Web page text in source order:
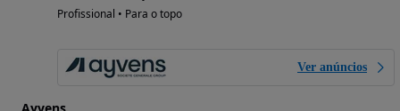
Profissional • Para o topo
Ver anúncios